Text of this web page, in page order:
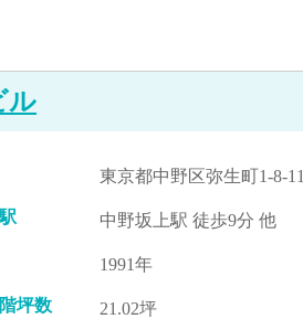
ル
東京都中野区弥生町1-8-11
中野坂上駅 徒歩9分 他
1991年
坪数 21.02坪